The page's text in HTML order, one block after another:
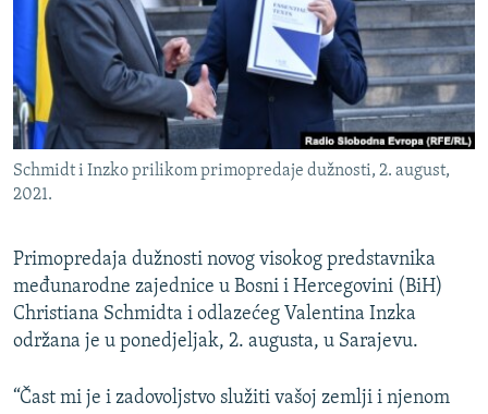
ISPRIČAJ MI
DNEVNO@RSE
SPECIJALI RSE
VIŠE OD NASLOVA
GENOCID U SREBRENICI
TV LIBERTY
POST SCRIPTUM
MOJA EVROPA
PRATITE NAS
Sve RFE/RL stranice
Schmidt i Inzko prilikom primopredaje dužnosti, 2. august,
2021.
Primopredaja dužnosti novog visokog predstavnika
međunarodne zajednice u Bosni i Hercegovini (BiH)
Christiana Schmidta i odlazećeg Valentina Inzka
održana je u ponedjeljak, 2. augusta, u Sarajevu.
“Čast mi je i zadovoljstvo služiti vašoj zemlji i njenom